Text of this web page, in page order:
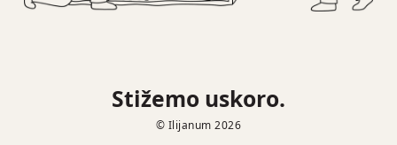
Stižemo uskoro.
© Ilijanum 2026